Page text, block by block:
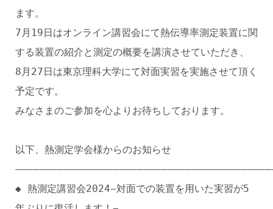
ます。
7月19日はオンライン講習会にて熱伝導率測定装置に関
する装置の紹介と測定の概要を講演させていただき、
8月27日は東京理科大学にて対面実習を実施させて頂く
予定です。
みなさまのご参加を心よりお待ちしております。
以下、熱測定学会様からのお知らせ
◆ 熱測定講習会2024−対面での装置を用いた実習が5